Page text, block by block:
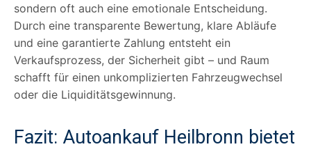
sondern oft auch eine emotionale Entscheidung.
Durch eine transparente Bewertung, klare Abläufe
und eine garantierte Zahlung entsteht ein
Verkaufsprozess, der Sicherheit gibt – und Raum
schafft für einen unkomplizierten Fahrzeugwechsel
oder die Liquiditätsgewinnung.
Fazit: Autoankauf Heilbronn bietet